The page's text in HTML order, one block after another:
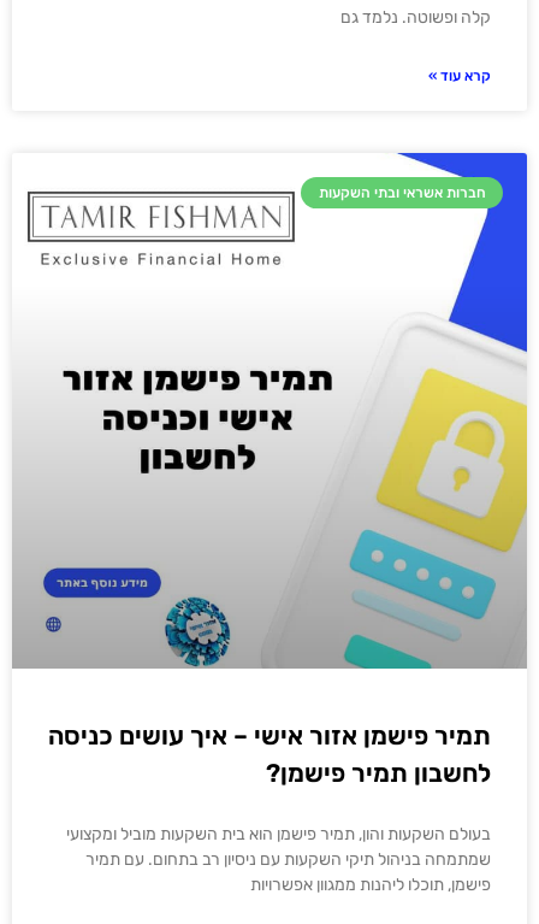
קלה ופשוטה. נלמד גם
קרא עוד »
חברות אשראי ובתי השקעות
תמיר פישמן אזור אישי – איך עושים כניסה
לחשבון תמיר פישמן?
בעולם השקעות והון, תמיר פישמן הוא בית השקעות מוביל ומקצועי
שמתמחה בניהול תיקי השקעות עם ניסיון רב בתחום. עם תמיר
פישמן, תוכלו ליהנות ממגוון אפשרויות